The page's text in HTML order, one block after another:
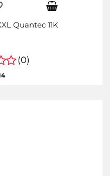
Quantec 11K
(0)